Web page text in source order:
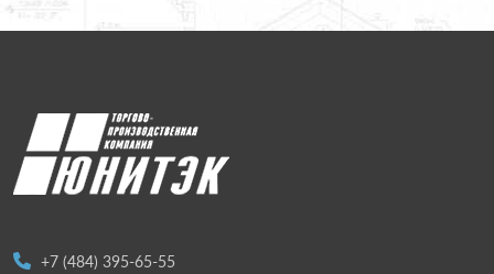
+7 (484) 395-65-55